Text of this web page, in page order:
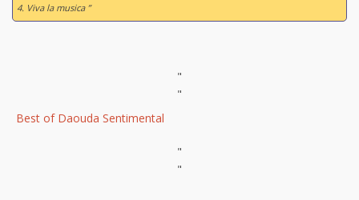
4. Viva la musica ”
"
"
Best of Daouda Sentimental
"
"